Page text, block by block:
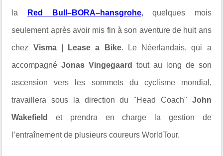
la Red Bull–BORA–hansgrohe, quelques mois
seulement après avoir mis fin à son aventure de huit ans
chez Visma | Lease a Bike. Le Néerlandais, qui a
accompagnéJonas Vingegaard tout au long de son
ascension vers les sommets du cyclisme mondial,
travaillera sous la direction du "Head Coach" John
Wakefield et prendra en charge la gestion de
l’entraînement de plusieurs coureurs WorldTour.